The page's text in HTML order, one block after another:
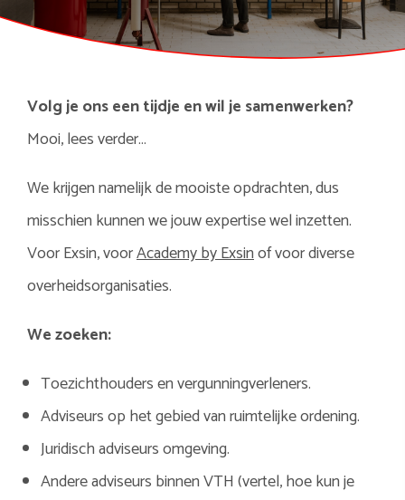
Volg je ons een tijdje en wil je samenwerken?
Mooi, lees verder…
We krijgen namelijk de mooiste opdrachten, dus
misschien kunnen we jouw expertise wel inzetten.
Voor Exsin, voorAcademy by Exsinof voor diverse
overheidsorganisaties.
We zoeken:
Toezichthouders en vergunningverleners.
Adviseurs op het gebied van ruimtelijke ordening.
Juridisch adviseurs omgeving.
Andere adviseurs binnen VTH (vertel, hoe kun je